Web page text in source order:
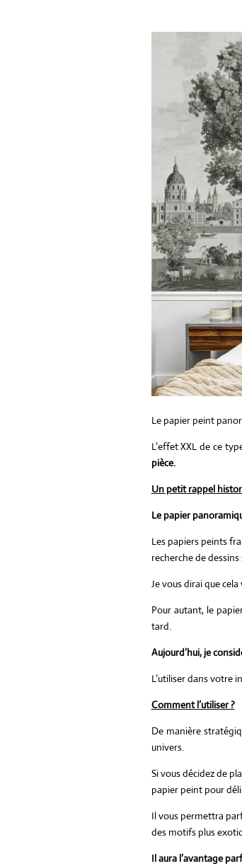
Le papier peint
L’effet XXL de ce
pièce.
Un petit rappel
Le papier
Les papiers peints
recherche de
Je vous dirai que cela
Pour autant, le
tard.
Aujourd’hui, je
L’utiliser dans votre
Comment l’utiliser ?
De manière
univers.
Si vous décidez de
papier peint pour
Il vous permettra
des motifs plus
Il aura l’avantage